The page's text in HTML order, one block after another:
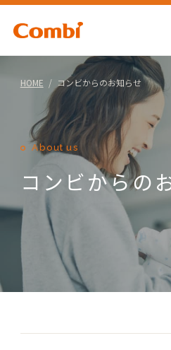
HOME コンビからのお知らせ
About us
コンビからの